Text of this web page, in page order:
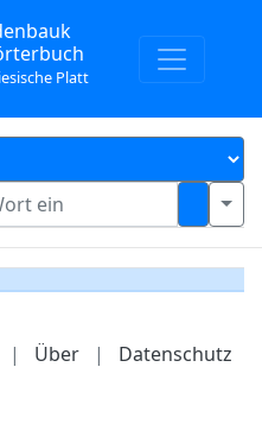
Platt
| Über | Datenschutz